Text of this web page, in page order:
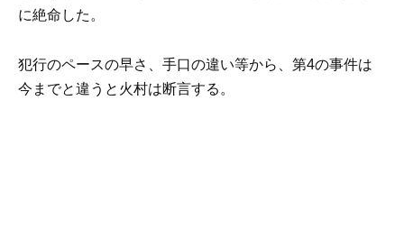
に絶命した。
犯行のペースの早さ、手口の違い等から、第4の事件は
今までと違うと火村は断言する。